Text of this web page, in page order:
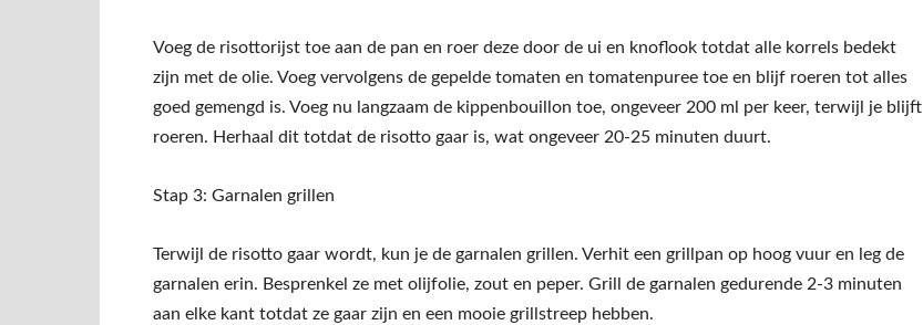
Voeg de risottorijst toe aan de pan en roer deze door de ui en knoflook totdat alle korrels bedekt
zijn met de olie. Voeg vervolgens de gepelde tomaten en tomatenpuree toe en blijf roeren tot alles
goed gemengd is. Voeg nu langzaam de kippenbouillon toe, ongeveer 200 ml per keer, terwijl je blijft
roeren. Herhaal dit totdat de risotto gaar is, wat ongeveer 20-25 minuten duurt.
Stap 3: Garnalen grillen
Terwijl de risotto gaar wordt, kun je de garnalen grillen. Verhit een grillpan op hoog vuur en leg de
garnalen erin. Besprenkel ze met olijfolie, zout en peper. Grill de garnalen gedurende 2-3 minuten
aan elke kant totdat ze gaar zijn en een mooie grillstreep hebben.